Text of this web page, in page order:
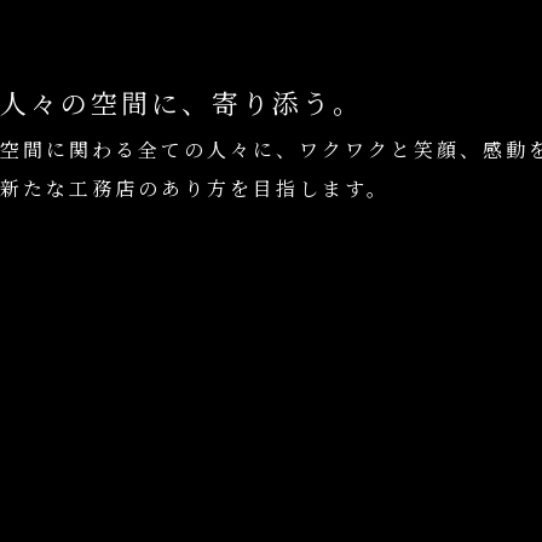
人々の空間に、寄り添う。
空間に関わる全ての人々に、ワクワクと笑顔、感動
新たな工務店のあり方を目指します。